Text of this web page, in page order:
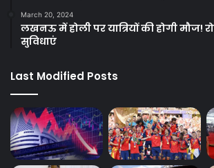
March 20, 2024
लखनऊ में होली पर यात्रियों की होगी मौज!
सुविधाएं
Last Modified Posts